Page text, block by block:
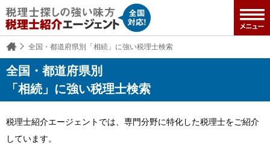
全国・都道府県別「相続」に強い税理士検索
全国・都道府県別
「相続」に強い税理士検索
税理士紹介エージェントでは、専門分野に特化した税理士をご紹介
しています。